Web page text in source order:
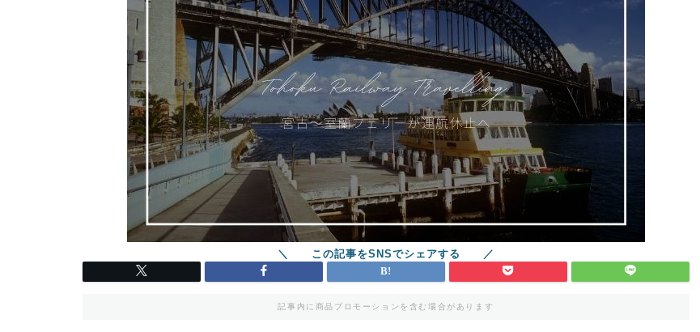
記事内に商品プロモーションを含む場合があります